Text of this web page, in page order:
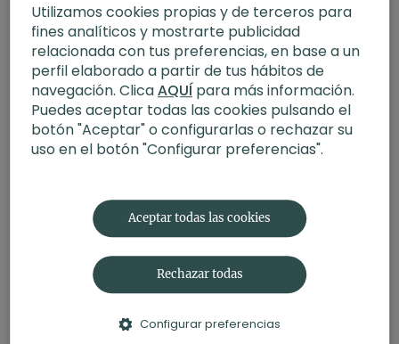
Utilizamos cookies propias y de terceros para
fines analíticos y mostrarte publicidad
relacionada con tus preferencias, en base a un
perfil elaborado a partir de tus hábitos de
navegación. ClicaAQUÍpara más información.
Puedes aceptar todas las cookies pulsando el
botón "Aceptar" o configurarlas o rechazar su
uso en el botón "Configurar preferencias".
Aceptar todas las cookies
Rechazar todas
Configurar preferencias